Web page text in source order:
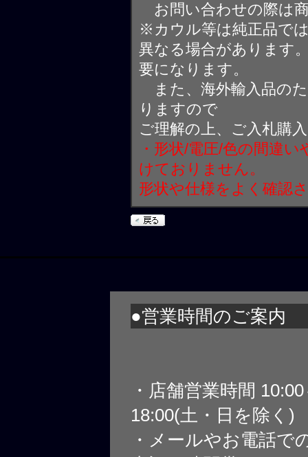
お問い合わせの際は
※カウル等は純正品で
異なる場合があります
要になります。
また、海外輸入品の
りますので
ご理解の上、ご入札購
・形状/電圧/色の間違
けておりません。
形状や仕様をよく確認
●営業時間のご案内
・店舗営業時間
18:00(土・日を除く)
・メールやお電話で